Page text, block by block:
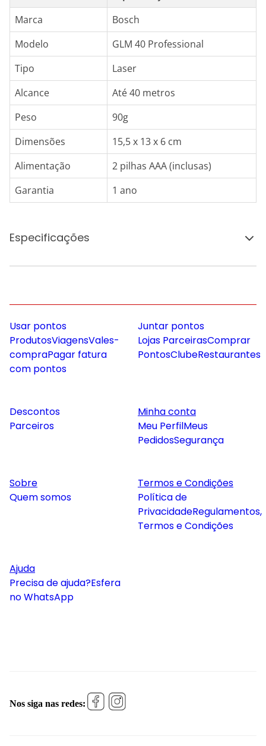
Marca
Bosch
Modelo
GLM 40 Professional
Tipo
Laser
Alcance
Até 40 metros
Peso
90g
Dimensões
15,5 x 13 x 6 cm
Alimentação
2 pilhas AAA (inclusas)
Garantia
1 ano
Especificações
Usar pontos
ProdutosViagensVales-
compraPagar fatura
com pontos
Juntar pontos
Lojas ParceirasComprar
PontosClubeRestaurantes
Descontos
Parceiros
Minha conta
Meu PerfilMeus
PedidosSegurança
Sobre
Quem somos
Termos e Condições
Política de
PrivacidadeRegulamentos,
Termos e Condições
Ajuda
Precisa de ajuda?Esfera
no WhatsApp
Nos siga nas redes: